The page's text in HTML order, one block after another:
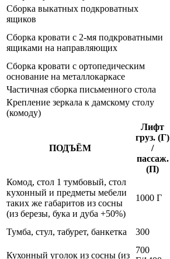
Сборка выкатных подкроватных
ящиков
Сборка кровати с 2-мя подкроватными
ящиками на направляющих
Сборка кровати с ортопедическим
основание на металлокаркасе
Частичная сборка письменного стола
Крепление зеркала к дамскому столу
(комоду)
ПОДЪЁМ
Лифт
груз. (Г)
/
пассаж.
(П)
Комод, стол 1 тумбовый, стол
кухонный и предметы мебели
таких же габаритов из сосны
(из березы, бука и дуба +50%)
1000 Г
Тумба, стул, табурет, банкетка 300
Кухонный уголок из сосны (из
700